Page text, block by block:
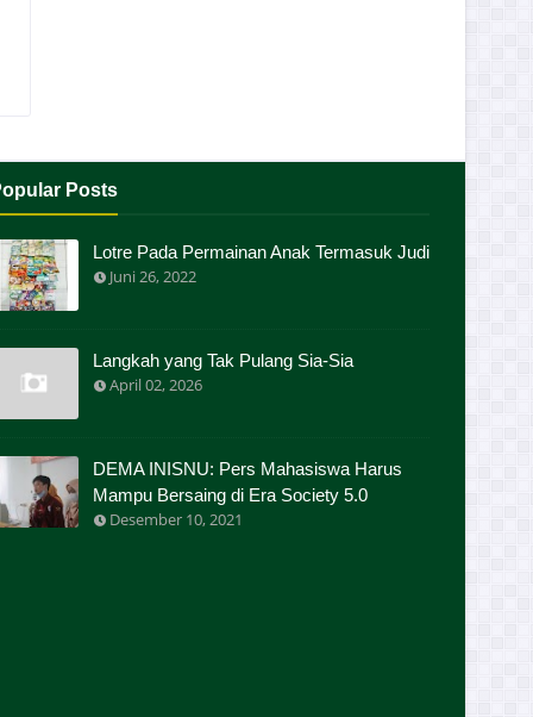
Posts
Lotre Pada Permainan Anak Termasuk Judi
Juni 26, 2022
Langkah yang Tak Pulang Sia-Sia
April 02, 2026
DEMA INISNU: Pers Mahasiswa Harus
Mampu Bersaing di Era Society 5.0
Desember 10, 2021